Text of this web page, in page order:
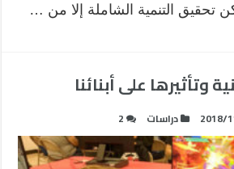
تحقيق التنمية الشاملة إلا من …
وتأثيرها على أبنائنا
2018/ دراسات 2